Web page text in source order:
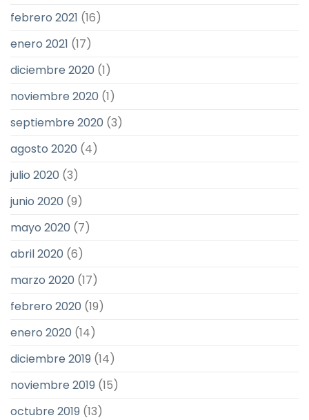
febrero 2021 (16)
enero 2021 (17)
diciembre 2020 (1)
noviembre 2020 (1)
septiembre 2020 (3)
agosto 2020 (4)
julio 2020 (3)
junio 2020 (9)
mayo 2020 (7)
abril 2020 (6)
marzo 2020 (17)
febrero 2020 (19)
enero 2020 (14)
diciembre 2019 (14)
noviembre 2019 (15)
octubre 2019 (13)